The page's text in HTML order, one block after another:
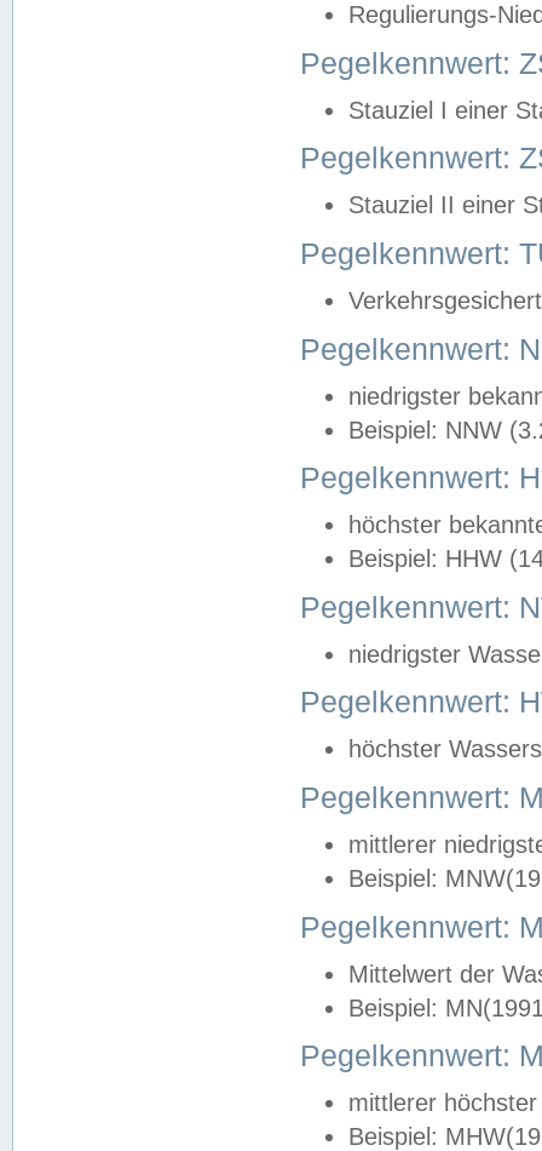
Regulierungs-
Pegelkennwert:
Stauziel I einer
Pegelkennwert:
Stauziel II einer
Pegelkennwert:
Pegelkennwert:
niedrigster
Beispiel: NNW
Pegelkennwert:
höchster
Beispiel: HHW
Pegelkennwert:
niedrigster
Pegelkennwert:
höchster
Pegelkennwert:
mittlerer
Beispiel:
Pegelkennwert:
Mittelwert der
Beispiel:
Pegelkennwert:
mittlerer
Beispiel: